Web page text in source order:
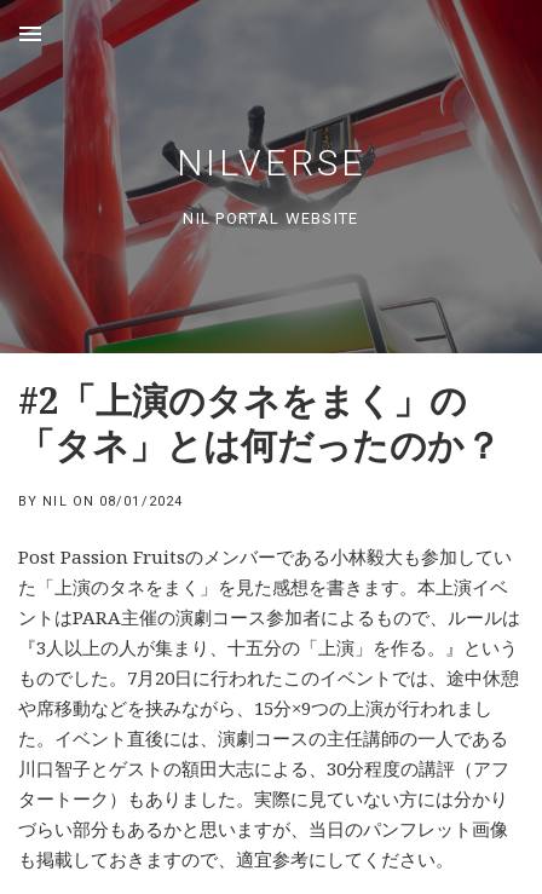
NILVERSE
NIL PORTAL WEBSITE
MENU
#2「上演のタネをまく」の
「タネ」とは何だったのか？
BY NIL ON 08/01/2024
Post Passion Fruitsのメンバーである小林毅大も参加してい
た「上演のタネをまく」を見た感想を書きます。本上演イベ
ントはPARA主催の演劇コース参加者によるもので、ルールは
『3人以上の人が集まり、十五分の「上演」を作る。』という
ものでした。7月20日に行われたこのイベントでは、途中休憩
や席移動などを挟みながら、15分×9つの上演が行われまし
た。イベント直後には、演劇コースの主任講師の一人である
川口智子とゲストの額田大志による、30分程度の講評（アフ
タートーク）もありました。実際に見ていない方には分かり
づらい部分もあるかと思いますが、当日のパンフレット画像
も掲載しておきますので、適宜参考にしてください。